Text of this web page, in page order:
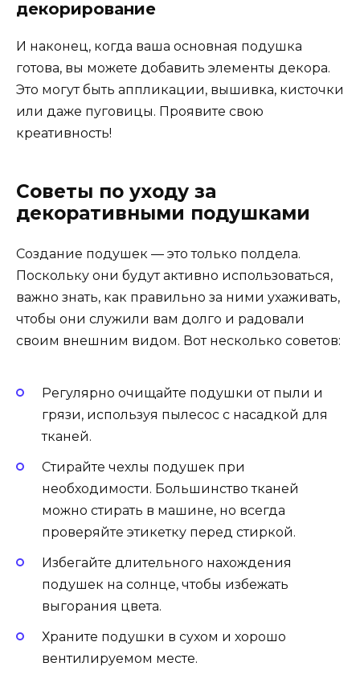
декорирование
И наконец, когда ваша основная подушка
готова, вы можете добавить элементы декора.
Это могут быть аппликации, вышивка, кисточки
или даже пуговицы. Проявите свою
креативность!
Советы по уходу за
декоративными подушками
Создание подушек — это только полдела.
Поскольку они будут активно использоваться,
важно знать, как правильно за ними ухаживать,
чтобы они служили вам долго и радовали
своим внешним видом. Вот несколько советов:
Регулярно очищайте подушки от пыли и
грязи, используя пылесос с насадкой для
тканей.
Стирайте чехлы подушек при
необходимости. Большинство тканей
можно стирать в машине, но всегда
проверяйте этикетку перед стиркой.
Избегайте длительного нахождения
подушек на солнце, чтобы избежать
выгорания цвета.
Храните подушки в сухом и хорошо
вентилируемом месте.